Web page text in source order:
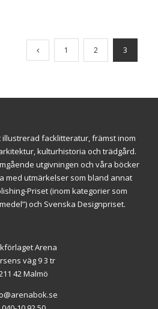
1 2 3
facklitteratur, främst inom
kulturhistoria och trädgård.
utgivningen och våra böcker
med utmärkelser som bland annat
Priset (inom kategorier som
och Svenska Designpriset.
Arena
väg 9 3 tr
42 Malmö